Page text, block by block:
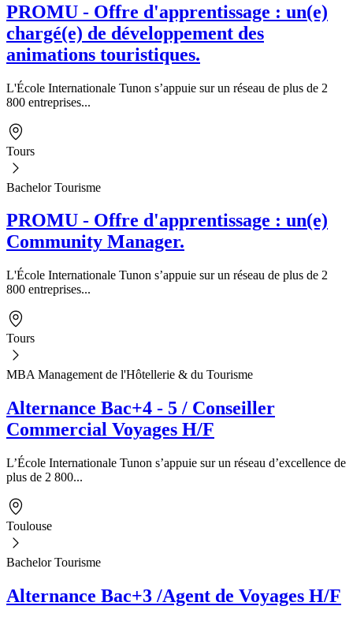
PROMU - Offre d'apprentissage : un(e)
chargé(e) de développement des
animations touristiques.
L'École Internationale Tunon s’appuie sur un réseau de plus de 2
800 entreprises...
Tours
Bachelor Tourisme
PROMU - Offre d'apprentissage : un(e)
Community Manager.
L'École Internationale Tunon s’appuie sur un réseau de plus de 2
800 entreprises...
Tours
MBA Management de l'Hôtellerie & du Tourisme
Alternance Bac+4 - 5 / Conseiller
Commercial Voyages H/F
L’École Internationale Tunon s’appuie sur un réseau d’excellence de
plus de 2 800...
Toulouse
Bachelor Tourisme
Alternance Bac+3 /Agent de Voyages H/F